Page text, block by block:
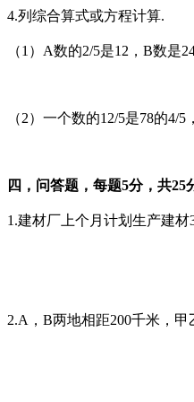
4.列综合算式或方程计算.
（1）A数的2/5是12， B数是
（2）一个数的12/5是78的4/
四，问答题，每题5分，共25
1.建材厂上个月计划生产建
2.A，B两地相距200千米，